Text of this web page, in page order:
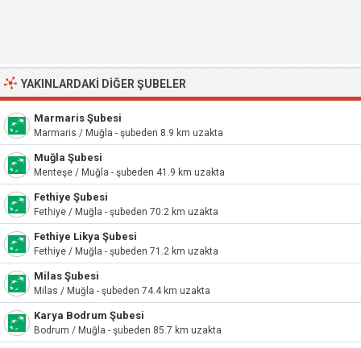
YAKINLARDAKI DIĞER ŞUBELER
Marmaris Şubesi
Marmaris / Muğla - şubeden 8.9 km uzakta
Muğla Şubesi
Menteşe / Muğla - şubeden 41.9 km uzakta
Fethiye Şubesi
Fethiye / Muğla - şubeden 70.2 km uzakta
Fethiye Likya Şubesi
Fethiye / Muğla - şubeden 71.2 km uzakta
Milas Şubesi
Milas / Muğla - şubeden 74.4 km uzakta
Karya Bodrum Şubesi
Bodrum / Muğla - şubeden 85.7 km uzakta